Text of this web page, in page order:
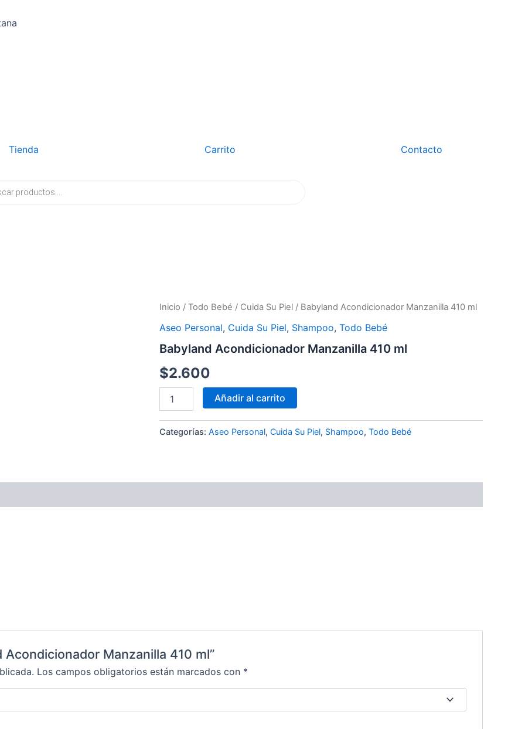
Tienda Carrito Contacto
Inicio / Todo Bebé / Cuida Su Piel / Babyland Acondicionador Manzanilla 410 ml
Aseo Personal, Cuida Su Piel, Shampoo, Todo Bebé
Babyland Acondicionador Manzanilla 410 ml
$2.600
Babyland
Manzanilla
ml
Añadir al carrito
Categorías: Aseo Personal, Cuida Su Piel, Shampoo, Todo Bebé
Manzanilla 410 ml”
Los campos obligatorios están marcados con *